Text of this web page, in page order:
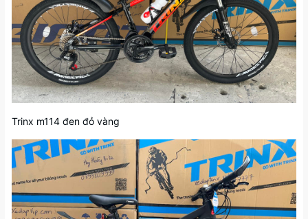
Trinx m114 đen đỏ vàng